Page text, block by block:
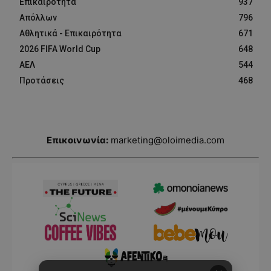
Απόλλων
796
Αθλητικά - Επικαιρότητα
671
2026 FIFA World Cup
648
ΑΕΛ
544
Προτάσεις
468
Επικοινωνία: marketing@oloimedia.com